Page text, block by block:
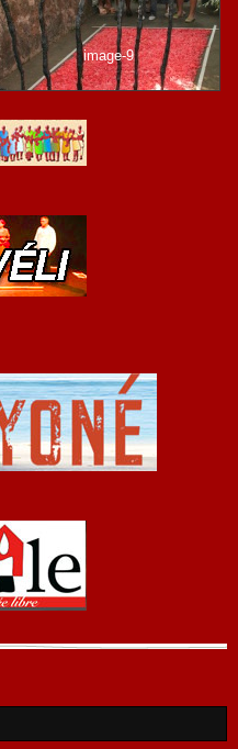
image-9